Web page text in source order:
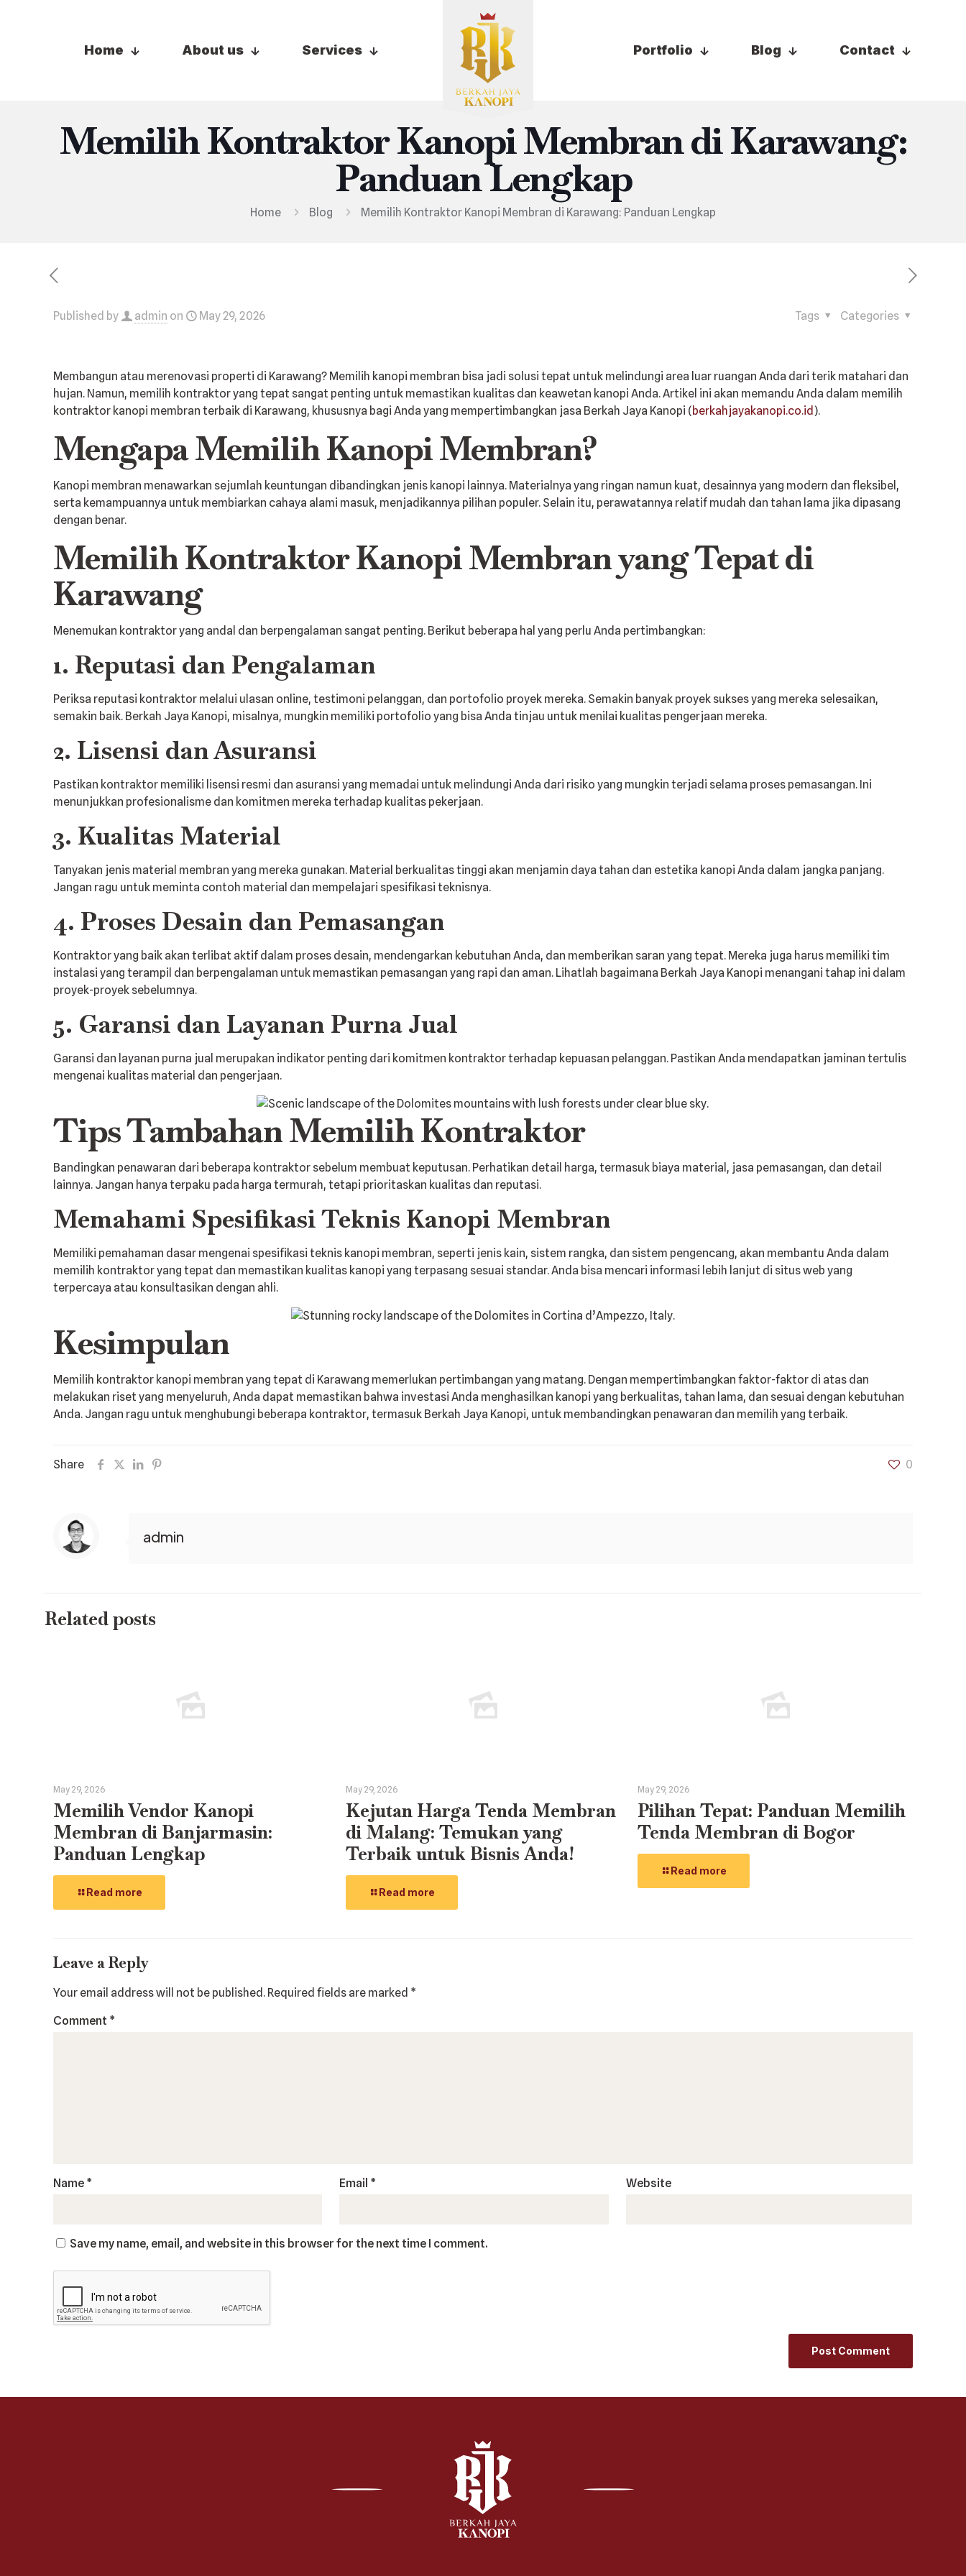
Home About us Services Portfolio Blog Contact
Memilih Kontraktor Kanopi Membran di Karawang:
Panduan Lengkap
Home Blog Memilih Kontraktor Kanopi Membran di Karawang: Panduan Lengkap
Published by admin on May 29, 2026 Categories
Tags
Membangun atau merenovasi properti di Karawang? Memilih kanopi membran bisa jadi solusi tepat untuk melindungi area luar ruangan Anda dari terik matahari dan
hujan. Namun, memilih kontraktor yang tepat sangat penting untuk memastikan kualitas dan keawetan kanopi Anda. Artikel ini akan memandu Anda dalam memilih
kontraktor kanopi membran terbaik di Karawang, khususnya bagi Anda yang mempertimbangkan jasa Berkah Jaya Kanopi (berkahjayakanopi.co.id ).
Mengapa Memilih Kanopi Membran?
Kanopi membran menawarkan sejumlah keuntungan dibandingkan jenis kanopi lainnya. Materialnya yang ringan namun kuat, desainnya yang modern dan fleksibel,
serta kemampuannya untuk membiarkan cahaya alami masuk, menjadikannya pilihan populer. Selain itu, perawatannya relatif mudah dan tahan lama jika dipasang
dengan benar.
Memilih Kontraktor Kanopi Membran yang Tepat di
Karawang
Menemukan kontraktor yang andal dan berpengalaman sangat penting. Berikut beberapa hal yang perlu Anda pertimbangkan:
1. Reputasi dan Pengalaman
Periksa reputasi kontraktor melalui ulasan online, testimoni pelanggan, dan portofolio proyek mereka. Semakin banyak proyek sukses yang mereka selesaikan,
semakin baik. Berkah Jaya Kanopi, misalnya, mungkin memiliki portofolio yang bisa Anda tinjau untuk menilai kualitas pengerjaan mereka.
2. Lisensi dan Asuransi
Pastikan kontraktor memiliki lisensi resmi dan asuransi yang memadai untuk melindungi Anda dari risiko yang mungkin terjadi selama proses pemasangan. Ini
menunjukkan profesionalisme dan komitmen mereka terhadap kualitas pekerjaan.
3. Kualitas Material
Tanyakan jenis material membran yang mereka gunakan. Material berkualitas tinggi akan menjamin daya tahan dan estetika kanopi Anda dalam jangka panjang.
Jangan ragu untuk meminta contoh material dan mempelajari spesifikasi teknisnya.
4. Proses Desain dan Pemasangan
Kontraktor yang baik akan terlibat aktif dalam proses desain, mendengarkan kebutuhan Anda, dan memberikan saran yang tepat. Mereka juga harus memiliki tim
instalasi yang terampil dan berpengalaman untuk memastikan pemasangan yang rapi dan aman. Lihatlah bagaimana Berkah Jaya Kanopi menangani tahap ini dalam
proyek-proyek sebelumnya.
5. Garansi dan Layanan Purna Jual
Garansi dan layanan purna jual merupakan indikator penting dari komitmen kontraktor terhadap kepuasan pelanggan. Pastikan Anda mendapatkan jaminan tertulis
mengenai kualitas material dan pengerjaan.
Tips Tambahan Memilih Kontraktor
Bandingkan penawaran dari beberapa kontraktor sebelum membuat keputusan. Perhatikan detail harga, termasuk biaya material, jasa pemasangan, dan detail
lainnya. Jangan hanya terpaku pada harga termurah, tetapi prioritaskan kualitas dan reputasi.
Memahami Spesifikasi Teknis Kanopi Membran
Memiliki pemahaman dasar mengenai spesifikasi teknis kanopi membran, seperti jenis kain, sistem rangka, dan sistem pengencang, akan membantu Anda dalam
memilih kontraktor yang tepat dan memastikan kualitas kanopi yang terpasang sesuai standar. Anda bisa mencari informasi lebih lanjut di situs web yang
terpercaya atau konsultasikan dengan ahli.
Kesimpulan
Memilih kontraktor kanopi membran yang tepat di Karawang memerlukan pertimbangan yang matang. Dengan mempertimbangkan faktor-faktor di atas dan
melakukan riset yang menyeluruh, Anda dapat memastikan bahwa investasi Anda menghasilkan kanopi yang berkualitas, tahan lama, dan sesuai dengan kebutuhan
Anda. Jangan ragu untuk menghubungi beberapa kontraktor, termasuk Berkah Jaya Kanopi, untuk membandingkan penawaran dan memilih yang terbaik.
Share 0
admin
Related posts
May 29, 2026
Memilih Vendor Kanopi
Membran di Banjarmasin:
Panduan Lengkap
Read more
May 29, 2026
Kejutan Harga Tenda Membran
di Malang: Temukan yang
Terbaik untuk Bisnis Anda!
Read more
May 29, 2026
Pilihan Tepat: Panduan Memilih
Tenda Membran di Bogor
Read more
Leave a Reply
Your email address will not be published. Required fields are marked *
Comment *
Name * Email * Website
Save my name, email, and website in this browser for the next time I comment.